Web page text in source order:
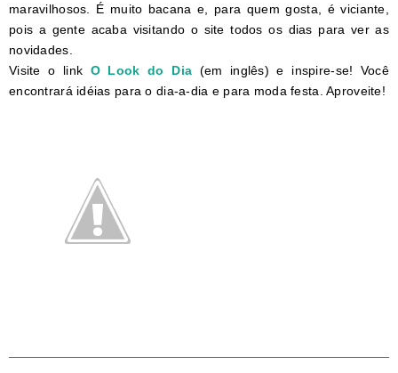
maravilhosos. É muito bacana e, para quem gosta, é viciante,
pois a gente acaba visitando o site todos os dias para ver as
novidades.
Visite o link O Look do Dia (em inglês) e inspire-se! Você
encontrará idéias para o dia-a-dia e para moda festa. Aproveite!